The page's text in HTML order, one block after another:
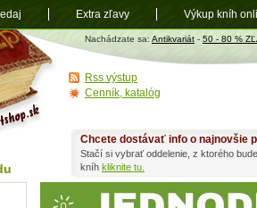
Antikvariát
shop.sk
Nachádzate sa: Antikvariát - 50 - 80 %
Chcete dostávať info o najnovšie
Stačí si vybrať oddelenie, z ktorého
kníh kliknite tu.
Rss výstup
Cenník, katalóg
Extra zľavy Výkup kníh